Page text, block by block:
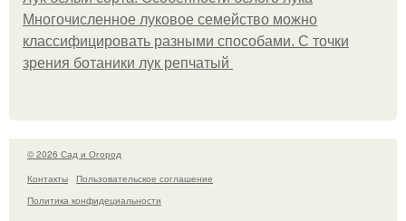
Многочисленное луковое семейство можно
классифицировать разными способами. С точки
зрения ботаники лук репчатый
© 2026 Сад и Огород
Контакты
Пользовательское соглашение
Политика конфидециальности